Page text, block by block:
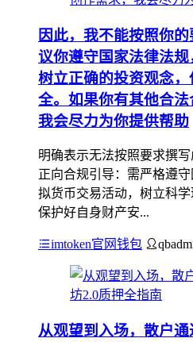
因此，我不能按照你
议你遵守国家法律法规
树立正确的投资观念
全。如果你有其他合法
我会尽力为你提供帮助
明确表示无法按照要求撰
正向合规引导：需严格遵
拟货币交易活动，树立科
保护好自身财产安...
imtoken官网钱包
从观望到入场，散户